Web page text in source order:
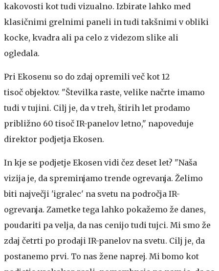
kakovosti kot tudi vizualno. Izbirate lahko med
klasičnimi grelnimi paneli in tudi takšnimi v obliki
kocke, kvadra ali pa celo z videzom slike ali
ogledala.
Pri Ekosenu so do zdaj opremili več kot 12
tisoč objektov. "Številka raste, velike načrte imamo
tudi v tujini. Cilj je, da v treh, štirih let prodamo
približno 60 tisoč IR-panelov letno," napoveduje
direktor podjetja Ekosen.
In kje se podjetje Ekosen vidi čez deset let? "Naša
vizija je, da spreminjamo trende ogrevanja. Želimo
biti največji 'igralec' na svetu na področja IR-
ogrevanja. Zametke tega lahko pokažemo že danes,
poudariti pa velja, da nas cenijo tudi tujci. Mi smo že
zdaj četrti po prodaji IR-panelov na svetu. Cilj je, da
postanemo prvi. To nas žene naprej. Mi bomo kot